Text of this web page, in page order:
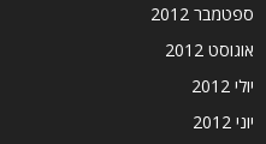
ספטמבר 2012
אוגוסט 2012
יולי 2012
יוני 2012